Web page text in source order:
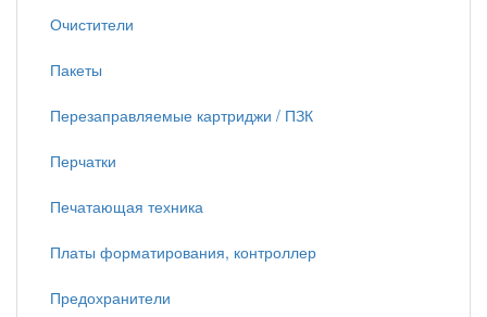
Очистители
Пакеты
Перезаправляемые картриджи / ПЗК
Перчатки
Печатающая техника
Платы форматирования, контроллер
Предохранители